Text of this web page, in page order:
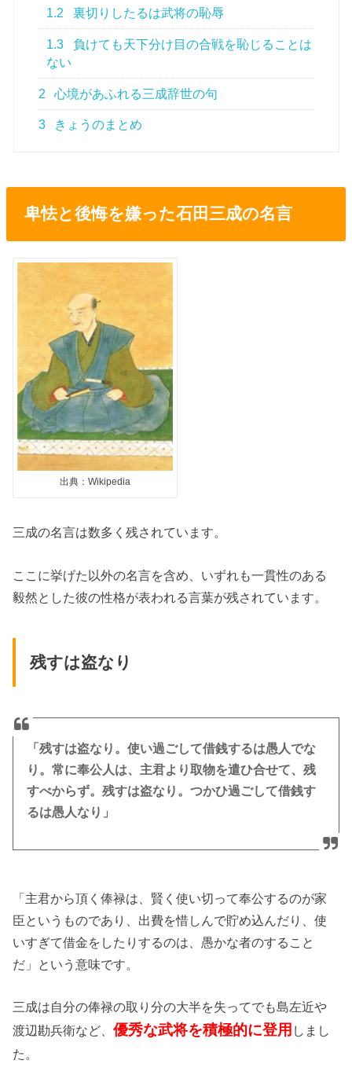
1.2 裏切りしたるは武将の恥辱
1.3
負けても天下分け目の合戦を恥じることは
ない
2 心境があふれる三成辞世の句
3 きょうのまとめ
卑怯と後悔を嫌った石田三成の名言
出典：Wikipedia
三成の名言は数多く残されています。
ここに挙げた以外の名言を含め、いずれも一貫性のある
毅然とした彼の性格が表われる言葉が残されています。
残すは盗なり
「残すは盗なり。使い過ごして借銭するは愚人でな
り。常に奉公人は、主君より取物を遣ひ合せて、残
すべからず。残すは盗なり。つかひ過ごして借銭す
るは愚人なり」
「主君から頂く俸禄は、賢く使い切って奉公するのが家
臣というものであり、出費を惜しんで貯め込んだり、使
いすぎて借金をしたりするのは、愚かな者のすること
だ」という意味です。
三成は自分の俸禄の取り分の大半を失ってでも島左近や
渡辺勘兵衛など、優秀な武将を積極的に登用 しまし
た。